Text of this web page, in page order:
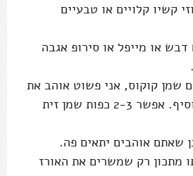
קשיו קלויים או טבעיים
או מייפל או סירופ אגבה
שמן קוקוס, אני פשוט אוהב את
הטעם שהוא מוסיף. אפשר 2-3 כפות שמן זית
שאתם אוהבים יתאים פה.
מתכון רק שמשרים את האורז